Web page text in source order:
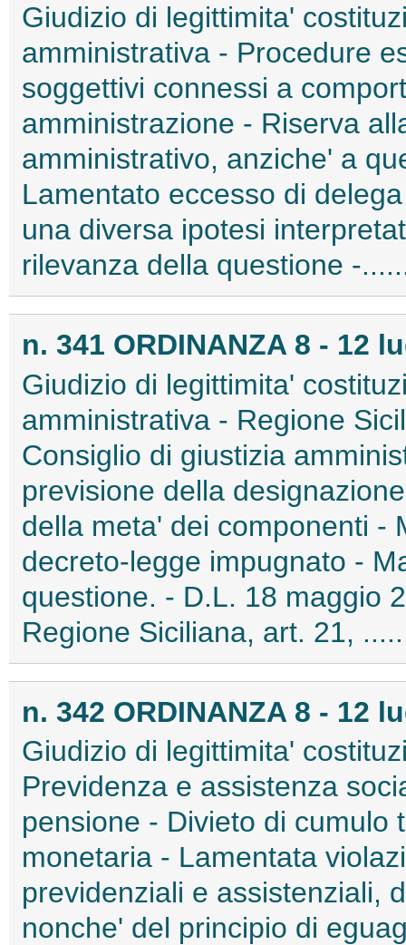
Giudizio di legittimita'
amministrativa - Procedure
soggettivi connessi a
amministrazione - Riserva
amministrativo, anziche' a
Lamentato eccesso di
una diversa ipotesi
rilevanza della questione -
n. 341 ORDINANZA 8 - 12
Giudizio di legittimita'
amministrativa - Regione
Consiglio di giustizia
previsione della
della meta' dei componenti -
decreto-legge impugnato -
questione. - D.L. 18 maggio
Regione Siciliana, art. 21,
n. 342 ORDINANZA 8 - 12
Giudizio di legittimita'
Previdenza e assistenza
pensione - Divieto di cumulo
monetaria - Lamentata
previdenziali e assistenziali,
nonche' del principio di